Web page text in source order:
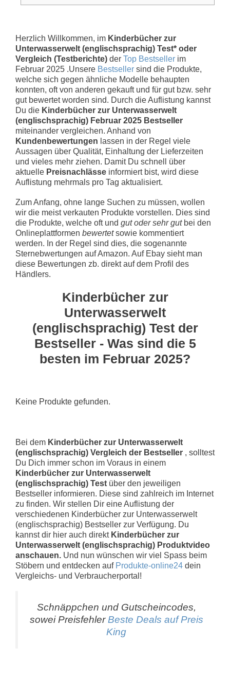
Herzlich Willkommen, im Kinderbücher zur
Unterwasserwelt (englischsprachig) Test* oder
Vergleich (Testberichte) der Top Bestseller im
Februar 2025 .Unsere Bestseller sind die Produkte,
welche sich gegen ähnliche Modelle behaupten
konnten, oft von anderen gekauft und für gut bzw. sehr
gut bewertet worden sind. Durch die Auflistung kannst
Du die Kinderbücher zur Unterwasserwelt
(englischsprachig) Februar 2025 Bestseller
miteinander vergleichen. Anhand von
Kundenbewertungen lassen in der Regel viele
Aussagen über Qualität, Einhaltung der Lieferzeiten
und vieles mehr ziehen. Damit Du schnell über
aktuelle Preisnachlässe informiert bist, wird diese
Auflistung mehrmals pro Tag aktualisiert.
Zum Anfang, ohne lange Suchen zu müssen, wollen
wir die meist verkauten Produkte vorstellen. Dies sind
die Produkte, welche oft und gut oder sehr gutbei den
Onlineplattformen bewertetsowie kommentiert
werden. In der Regel sind dies, die sogenannte
Sternebwertungen auf Amazon. Auf Ebay sieht man
diese Bewertungen zb. direkt auf dem Profil des
Händlers.
Kinderbücher zur
Unterwasserwelt
(englischsprachig) Test der
Bestseller - Was sind die 5
besten im Februar 2025?
Keine Produkte gefunden.
Bei dem Kinderbücher zur Unterwasserwelt
(englischsprachig) Vergleich der Bestseller , solltest
Du Dich immer schon im Voraus in einem
Kinderbücher zur Unterwasserwelt
(englischsprachig) Test über den jeweiligen
Bestseller informieren. Diese sind zahlreich im Internet
zu finden. Wir stellen Dir eine Auflistung der
verschiedenen Kinderbücher zur Unterwasserwelt
(englischsprachig) Bestseller zur Verfügung. Du
kannst dir hier auch direkt Kinderbücher zur
Unterwasserwelt (englischsprachig) Produktvideo
anschauen. Und nun wünschen wir viel Spass beim
Stöbern und entdecken auf Produkte-online24 dein
Vergleichs- und Verbraucherportal!
Schnäppchen und Gutscheincodes,
sowei Preisfehler Beste Deals auf Preis
King